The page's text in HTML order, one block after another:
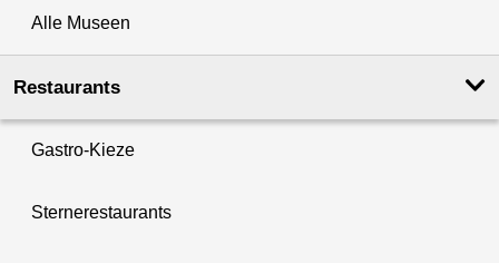
Alle Museen
Restaurants
Gastro-Kieze
Sternerestaurants